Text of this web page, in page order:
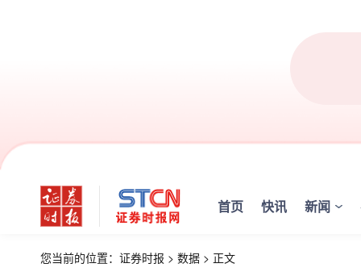
首页 快讯 新闻
您当前的位置： 证券时报 > 数据 > 正文